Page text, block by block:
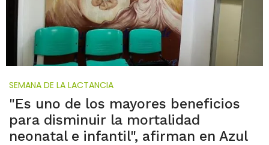
SEMANA DE LA LACTANCIA
"Es uno de los mayores beneficios
para disminuir la mortalidad
neonatal e infantil", afirman en Azul